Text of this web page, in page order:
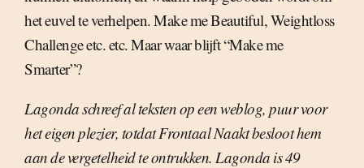
het euvel te verhelpen. Make me Beautiful, Weightloss
Challenge etc. etc. Maar waar blijft “Make me
Smarter”?
Lagonda schreef al teksten op een weblog, puur voor
het eigen plezier, totdat Frontaal Naakt besloot hem
aan de vergetelheid te ontrukken. Lagonda is 49